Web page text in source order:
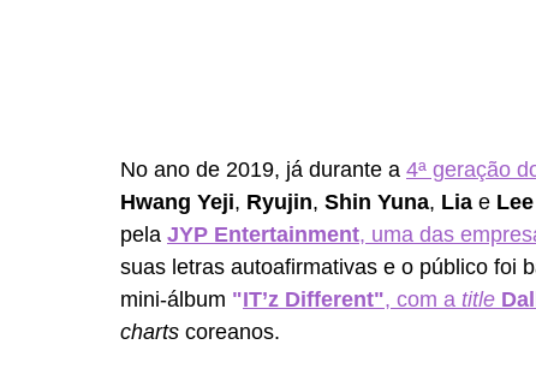
No ano de 2019, já durante a 4ª geração
Hwang Yeji, Ryujin, Shin Yuna, Lia e
pela JYP Entertainment, uma das
suas letras autoafirmativas e o público foi
mini-álbum "IT’z Different", com a title
charts coreanos.